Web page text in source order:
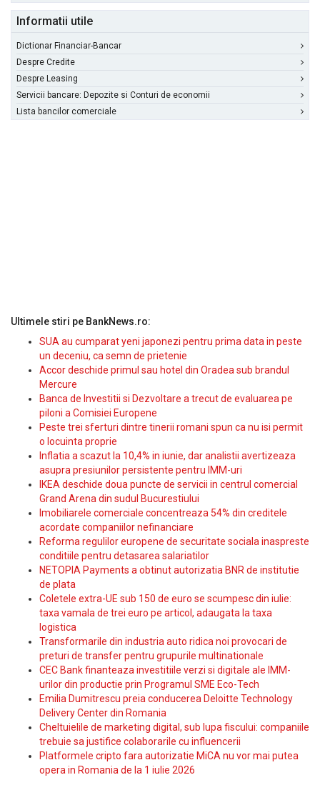
Informatii utile
Dictionar Financiar-Bancar
Despre Credite
Despre Leasing
Servicii bancare: Depozite si Conturi de economii
Lista bancilor comerciale
Ultimele stiri pe BankNews.ro:
SUA au cumparat yeni japonezi pentru prima data in peste
un deceniu, ca semn de prietenie
Accor deschide primul sau hotel din Oradea sub brandul
Mercure
Banca de Investitii si Dezvoltare a trecut de evaluarea pe
piloni a Comisiei Europene
Peste trei sferturi dintre tinerii romani spun ca nu isi permit
o locuinta proprie
Inflatia a scazut la 10,4% in iunie, dar analistii avertizeaza
asupra presiunilor persistente pentru IMM-uri
IKEA deschide doua puncte de servicii in centrul comercial
Grand Arena din sudul Bucurestiului
Imobiliarele comerciale concentreaza 54% din creditele
acordate companiilor nefinanciare
Reforma regulilor europene de securitate sociala inaspreste
conditiile pentru detasarea salariatilor
NETOPIA Payments a obtinut autorizatia BNR de institutie
de plata
Coletele extra-UE sub 150 de euro se scumpesc din iulie:
taxa vamala de trei euro pe articol, adaugata la taxa
logistica
Transformarile din industria auto ridica noi provocari de
preturi de transfer pentru grupurile multinationale
CEC Bank finanteaza investitiile verzi si digitale ale IMM-
urilor din productie prin Programul SME Eco-Tech
Emilia Dumitrescu preia conducerea Deloitte Technology
Delivery Center din Romania
Cheltuielile de marketing digital, sub lupa fiscului: companiile
trebuie sa justifice colaborarile cu influencerii
Platformele cripto fara autorizatie MiCA nu vor mai putea
opera in Romania de la 1 iulie 2026